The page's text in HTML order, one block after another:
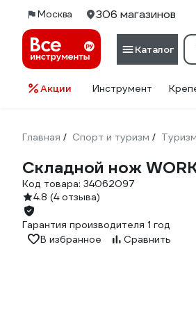
Москва 306 магазинов
Каталог
Акции Инструмент
Главная / Спорт и туризм /
Складной нож
Код товара: 34062097
4.8 (4 отзыва)
Гарантия производителя 1 год
В избранное
Сравнить